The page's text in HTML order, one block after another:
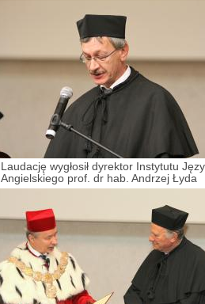
Laudację wygłosił dyrektor Instytutu
Angielskiego prof. dr hab. Andrzej Łyda